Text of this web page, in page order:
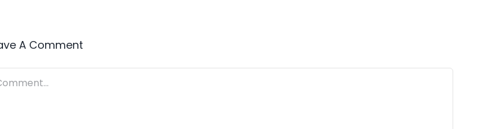
A Comment